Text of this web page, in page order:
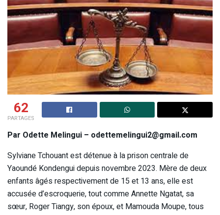
62
PARTAGES
Par Odette Melingui – odettemelingui2@gmail.com
Sylviane Tchouant est détenue à la prison centrale de
Yaoundé Kondengui depuis novembre 2023. Mère de deux
enfants âgés respectivement de 15 et 13 ans, elle est
accusée d’escroquerie, tout comme Annette Ngatat, sa
sœur, Roger Tiangy, son époux, et Mamouda Moupe, tous